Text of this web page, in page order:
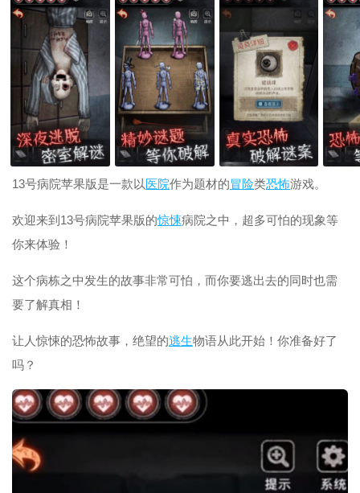
13号病院苹果版是一款以医院作为题材的冒险类恐怖游戏。
欢迎来到13号病院苹果版的惊悚病院之中，超多可怕的现象等
你来体验！
这个病栋之中发生的故事非常可怕，而你要逃出去的同时也需
要了解真相！
让人惊悚的恐怖故事，绝望的逃生物语从此开始！你准备好了
吗？